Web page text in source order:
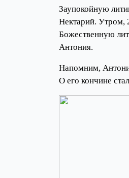
Заупокойную
Нектарий. Утром,
Божественную
Антония.
Напомним,
О его кончине